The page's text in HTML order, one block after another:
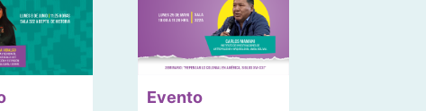
Evento